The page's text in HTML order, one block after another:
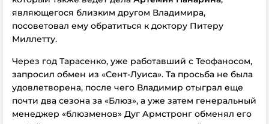
являющегося близким другом Владимира,
посоветовал ему обратиться к доктору Питеру
Миллетту.
Через год Тарасенко, уже работавший с Теофаносом,
запросил обмен из «Сент-Луиса». Та просьба не была
удовлетворена, после чего Владимир отыграл еще
почти два сезона за «Блюз», а уже затем генеральный
менеджер «блюзменов» Дуг Армстронг обменял его